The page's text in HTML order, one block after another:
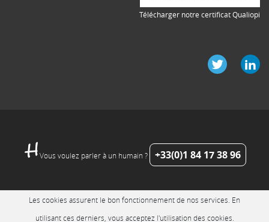
Télécharger notre certificat Qualiopi
Vous voulez parler à un humain ? +33(0)1 84 17 38 96
Les cookies assurent le bon fonctionnement de nos services. En
utilisant ces derniers, vous acceptez l'utilisation des cookies.